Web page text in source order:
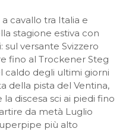
cavallo tra Italia e
stagione estiva con
sul versante Svizzero
fino al Trockener Steg
caldo degli ultimi giorni
della pista del Ventina,
discesa sci ai piedi fino
da metà Luglio
più alto